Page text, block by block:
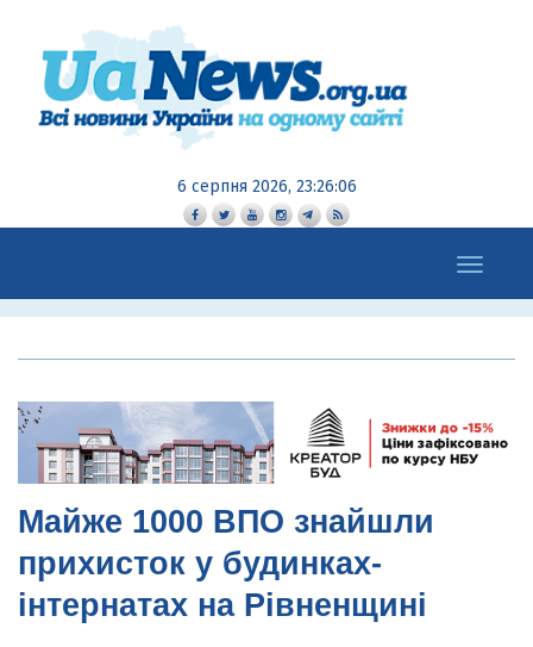
6 серпня 2026, 23:26:07
Toggle
navigation
Майже 1000 ВПО знайшли
прихисток у будинках-
інтернатах на Рівненщині